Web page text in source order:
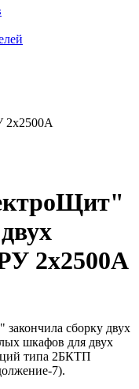
2х2500А
2х2500А
сборку двух
шкафов для двух
типа 2БКТП
7).